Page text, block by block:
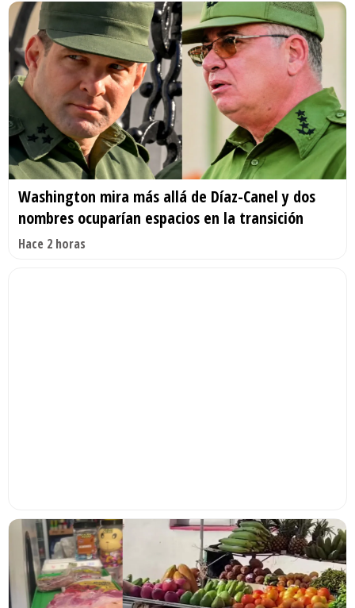
Washington mira más allá de Díaz-Canel y dos
nombres ocuparían espacios en la transición
Hace 2 horas